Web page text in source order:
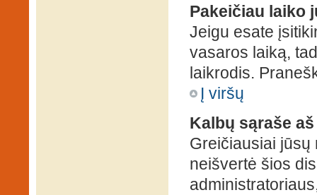
Pakeičiau laiko
Jeigu esate
vasaros laiką,
laikrodis.
Į viršų
Kalbų sąraše
Greičiausiai jūsų
neišvertė šios